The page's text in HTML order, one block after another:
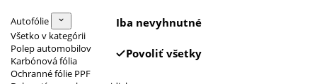
Autofólie
Všetko v kategórii
Polep automobilov
Karbónová fólia
Ochranné fólie PPF
Iba nevyhnutné
Povoliť všetky